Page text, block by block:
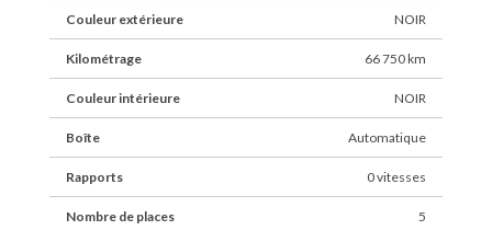
Couleur extérieure NOIR
Kilométrage 66 750 km
Couleur intérieure NOIR
Boîte Automatique
Rapports 0 vitesses
Nombre de places 5